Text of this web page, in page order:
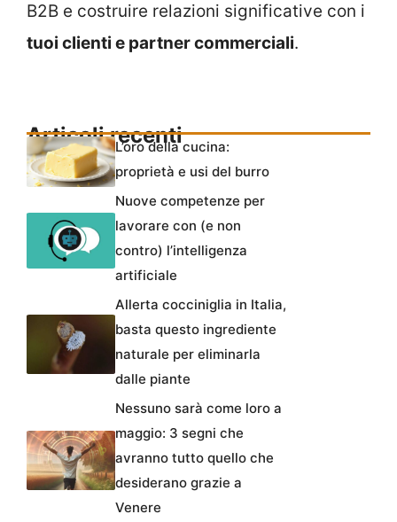
B2B e costruire relazioni significative con i
tuoi clienti e partner commerciali.
Articoli recenti
L’oro della cucina:
proprietà e usi del burro
Nuove competenze per
lavorare con (e non
contro) l’intelligenza
artificiale
Allerta cocciniglia in Italia,
basta questo ingrediente
naturale per eliminarla
dalle piante
Nessuno sarà come loro a
maggio: 3 segni che
avranno tutto quello che
desiderano grazie a
Venere